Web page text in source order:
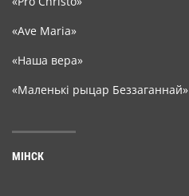
«Ave Maria»
«Наша вера»
«Маленькі рыцар Беззаганнай»
МІНСК